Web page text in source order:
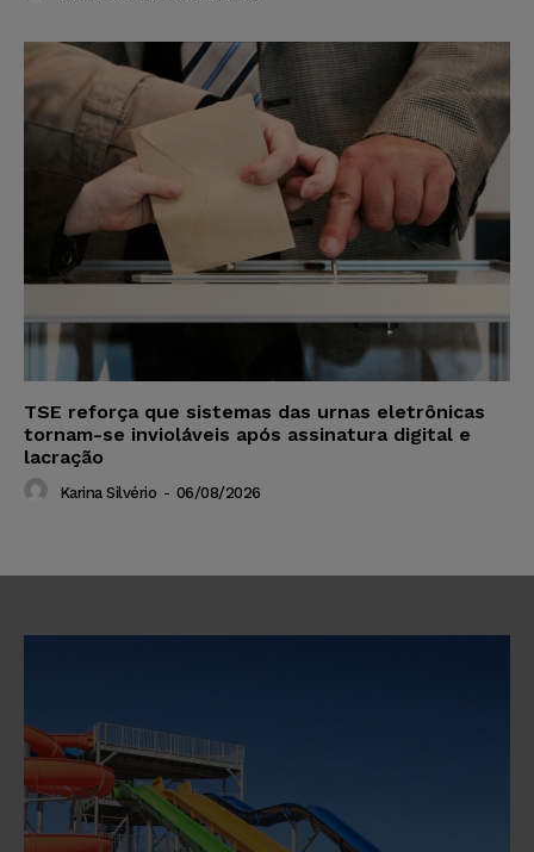
TSE reforça que sistemas das urnas eletrônicas
tornam-se invioláveis após assinatura digital e
lacração
Karina Silvério - 06/08/2026